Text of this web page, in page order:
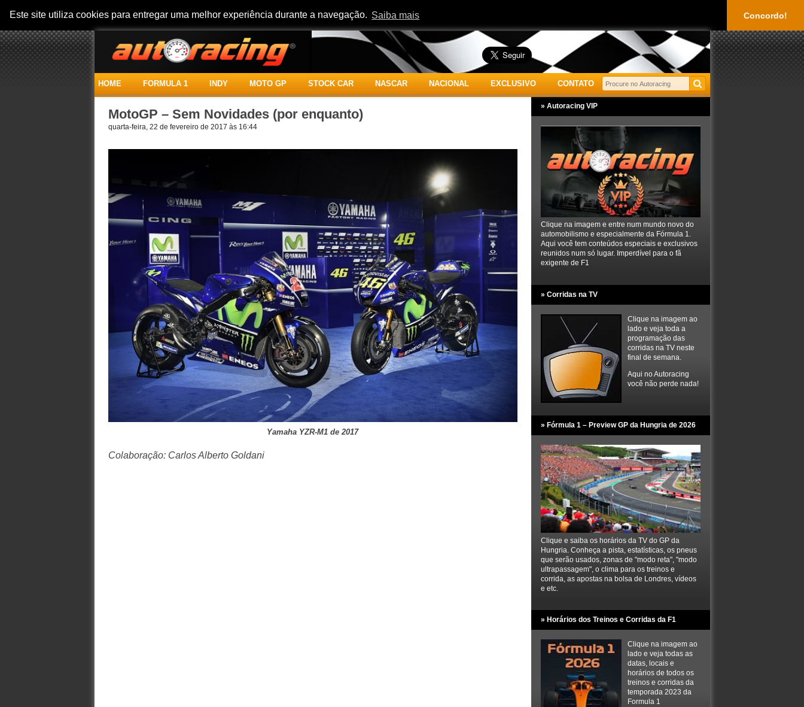
Este site utiliza cookies para entregar uma melhor experiência durante a navegação. Saiba mais Concordo!
HOME FORMULA 1 INDY MOTO GP STOCK CAR NASCAR NACIONAL EXCLUSIVO CONTATO
MotoGP – Sem Novidades (por enquanto)
quarta-feira, 22 de fevereiro de 2017 às 16:44
Yamaha YZR-M1 de 2017
Colaboração: Carlos Alberto Goldani
» Autoracing VIP
Clique na imagem e entre num mundo novo do
automobilismo e especialmente da Fórmula 1.
Aqui você tem conteúdos especiais e exclusivos
reunidos num só lugar. Imperdível para o fã
exigente de F1
» Corridas na TV
Clique na imagem ao
lado e veja toda a
programação das
corridas na TV neste
final de semana.
Aqui no Autoracing
você não perde nada!
» Fórmula 1 – Preview GP da Hungria de 2026
Clique e saiba os horários da TV do GP da
Hungria. Conheça a pista, estatísticas, os pneus
que serão usados, zonas de "modo reta", "modo
ultrapassagem", o clima para os treinos e
corrida, as apostas na bolsa de Londres, vídeos
e etc.
» Horários dos Treinos e Corridas da F1
Clique na imagem ao
lado e veja todas as
datas, locais e
horários de todos os
treinos e corridas da
temporada 2023 da
Formula 1